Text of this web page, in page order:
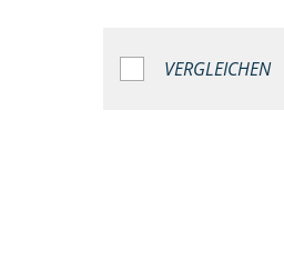
VERGLEICHEN